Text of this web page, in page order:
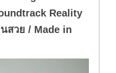
Reality
สวย / Made in